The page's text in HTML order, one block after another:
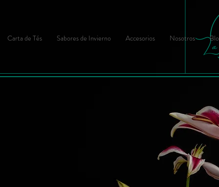
Carta de Tés Sabores de Invierno Accesorios Nosotros